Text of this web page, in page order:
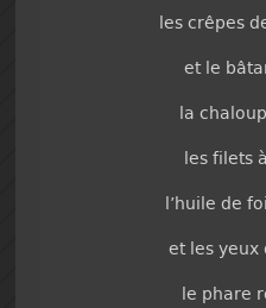
les crêpes
et le
la
les filets
l’huile de
et les yeux
le phare